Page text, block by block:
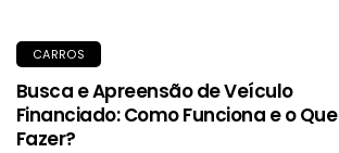
CARROS
Busca e Apreensão de Veículo
Financiado: Como Funciona e o Que
Fazer?